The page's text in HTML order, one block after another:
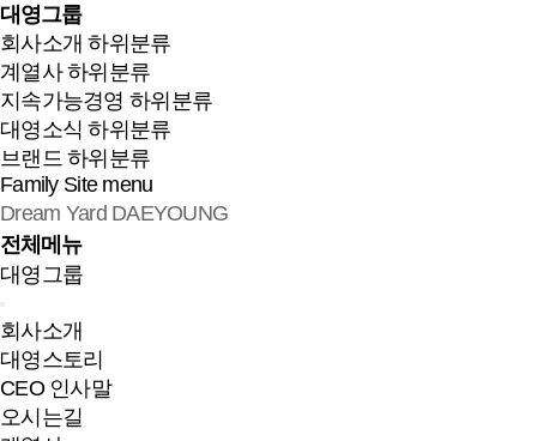
대영그룹
회사소개 하위분류
계열사 하위분류
지속가능경영 하위분류
대영소식 하위분류
브랜드 하위분류
Family Site menu
Dream Yard DAEYOUNG
전체메뉴
대영그룹
회사소개
대영스토리
CEO 인사말
오시는길